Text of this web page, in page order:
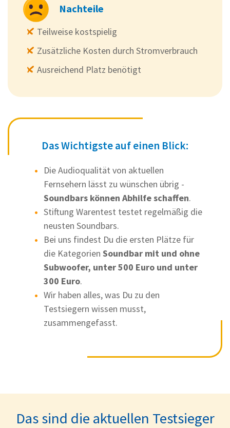
Nachteile
Teilweise kostspielig
Zusätzliche Kosten durch Stromverbrauch
Ausreichend Platz benötigt
Das Wichtigste auf einen Blick:
Die Audioqualität von aktuellen
Fernsehern lässt zu wünschen übrig -
Soundbars können Abhilfe schaffen.
Stiftung Warentest testet regelmäßig die
neusten Soundbars.
Bei uns findest Du die ersten Plätze für
die Kategorien Soundbar mit und ohne
Subwoofer, unter 500 Euro und unter
300 Euro.
Wir haben alles, was Du zu den
Testsiegern wissen musst,
zusammengefasst.
Das sind die aktuellen Testsieger